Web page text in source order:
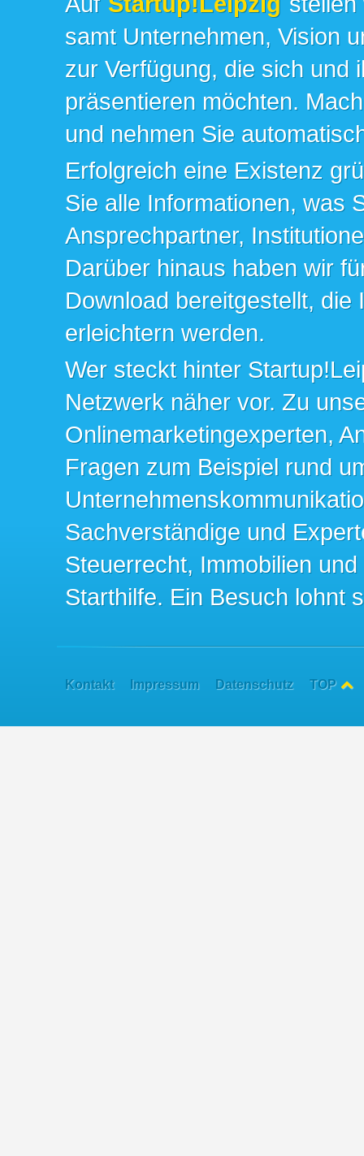
samt Unternehmen, Vision
zur Verfügung, die sich und
präsentieren möchten.
und nehmen Sie
Erfolgreich eine Existenz
Sie alle Informationen, was
Ansprechpartner,
Darüber hinaus haben wir
Download bereitgestellt,
erleichtern werden.
Wer steckt hinter
Netzwerk näher vor. Zu
Onlinemarketingexperten,
Fragen zum Beispiel rund
Sachverständige und
Steuerrecht, Immobilien
Starthilfe. Ein Besuch lohnt
Kontakt Impressum Datenschutz TOP